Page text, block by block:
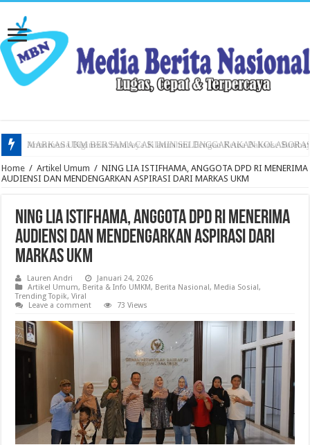
Armornesia Diginesia Surabaya Silaturahmi Dengan Ketua Baksose
Home / Artikel Umum / NING LIA ISTIFHAMA, ANGGOTA DPD RI MENERIMA
AUDIENSI DAN MENDENGARKAN ASPIRASI DARI MARKAS UKM
NING LIA ISTIFHAMA, ANGGOTA DPD RI MENERIMA
AUDIENSI DAN MENDENGARKAN ASPIRASI DARI
MARKAS UKM
Lauren Andri
Januari 24, 2026
Artikel Umum, Berita & Info UMKM, Berita Nasional, Media Sosial,
Trending Topik,Viral
Leave a comment
73 Views